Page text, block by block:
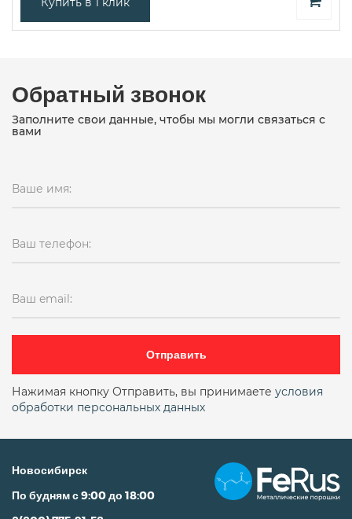
Обратный звонок
Заполните свои данные, чтобы мы могли связаться с
вами
Ваше имя:
Ваш телефон:
Ваш email:
Отправить
Нажимая кнопку Отправить, вы принимаете условия
обработки персональных данных
Новосибирск
По будням с 9:00 до 18:00